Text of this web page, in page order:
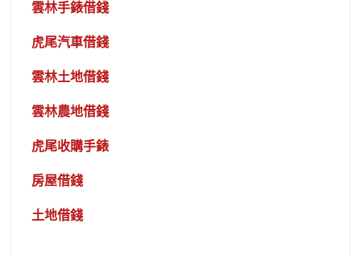
雲林手錶借錢
虎尾汽車借錢
雲林土地借錢
雲林農地借錢
虎尾收購手錶
房屋借錢
土地借錢